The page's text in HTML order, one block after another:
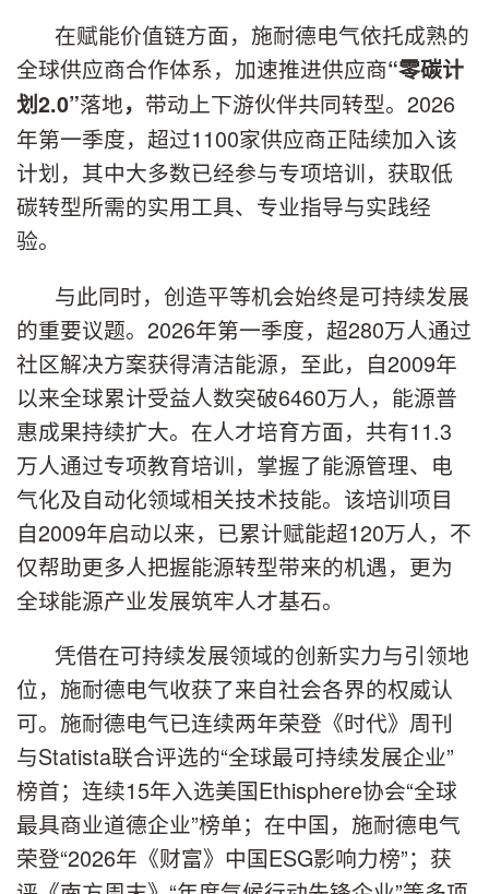
在赋能价值链方面，施耐德电气依托成熟的
全球供应商合作体系，加速推进供应商“零碳计
划2.0”落地， 带动上下游伙伴共同转型。2026
年第一季度，超过1100家供应商正陆续加入该
计划，其中大多数已经参与专项培训，获取低
碳转型所需的实用工具、专业指导与实践经
验。
与此同时，创造平等机会始终是可持续发展
的重要议题。2026年第一季度，超280万人通过
社区解决方案获得清洁能源，至此，自2009年
以来全球累计受益人数突破6460万人，能源普
惠成果持续扩大。在人才培育方面，共有11.3
万人通过专项教育培训，掌握了能源管理、电
气化及自动化领域相关技术技能。该培训项目
自2009年启动以来，已累计赋能超120万人，不
仅帮助更多人把握能源转型带来的机遇，更为
全球能源产业发展筑牢人才基石。
凭借在可持续发展领域的创新实力与引领地
位，施耐德电气收获了来自社会各界的权威认
可。施耐德电气已连续两年荣登《时代》周刊
与Statista联合评选的“全球最可持续发展企业”
榜首；连续15年入选美国Ethisphere协会“全球
最具商业道德企业”榜单；在中国，施耐德电气
荣登“2026年《财富》中国ESG影响力榜”；获